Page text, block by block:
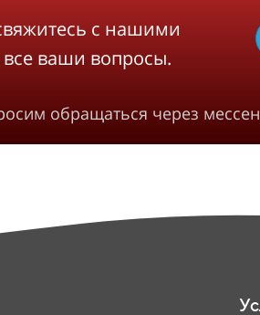
с нашими
ваши вопросы.
обращаться через